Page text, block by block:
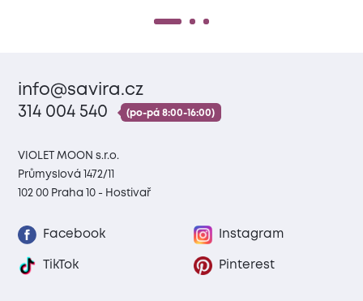
info@savira.cz
314 004 540
(po-pá 8:00-16:00)
VIOLET MOON s.r.o.
Průmyslová 1472/11
102 00 Praha 10 - Hostivař
Facebook Instagram
TikTok Pinterest